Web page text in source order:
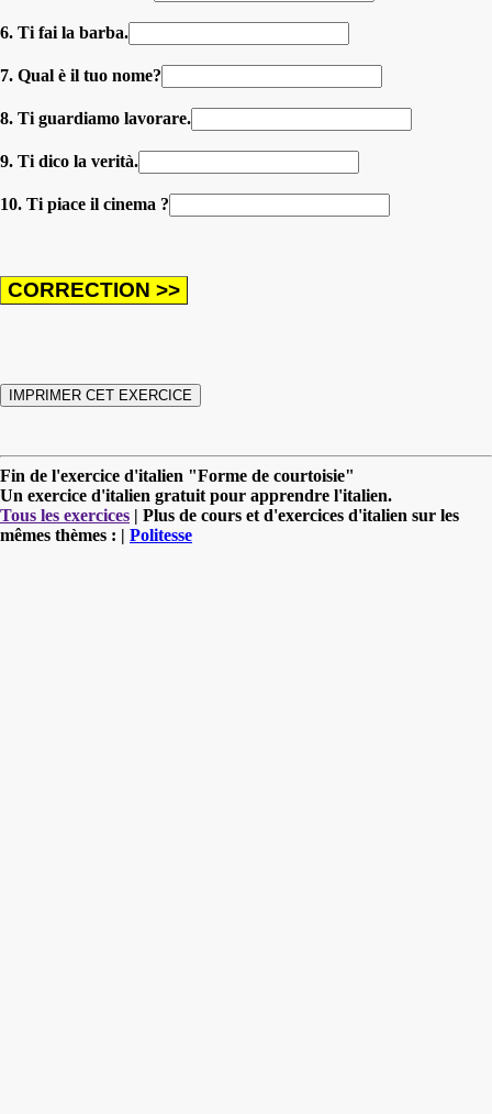
6. Ti fai la barba.
7. Qual è il tuo nome?
8. Ti guardiamo lavorare.
9. Ti dico la verità.
10. Ti piace il cinema ?
Fin de l'exercice d'italien "Forme de courtoisie"
Un exercice d'italien gratuit pour apprendre l'italien.
Tous les exercices | Plus de cours et d'exercices d'italien sur les
mêmes thèmes : | Politesse